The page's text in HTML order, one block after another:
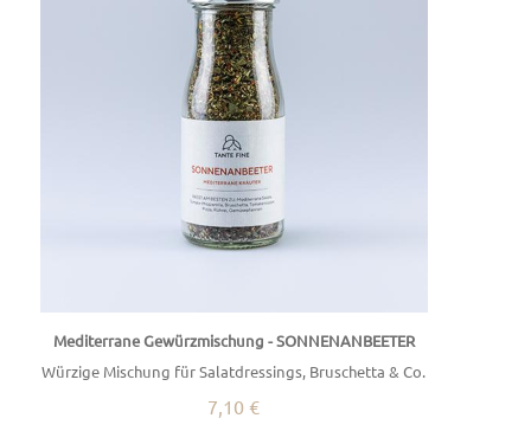
Mediterrane Gewürzmischung - SONNENANBEETER
Würzige Mischung für Salatdressings, Bruschetta & Co.
7,10 €